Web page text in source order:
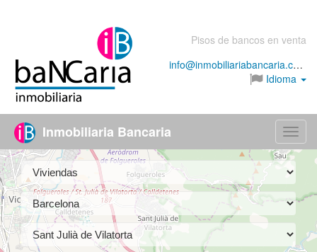
Pisos de bancos en venta
info@inmobiliariabancaria.com
Idioma
Menú
Inmobiliaria Bancaria